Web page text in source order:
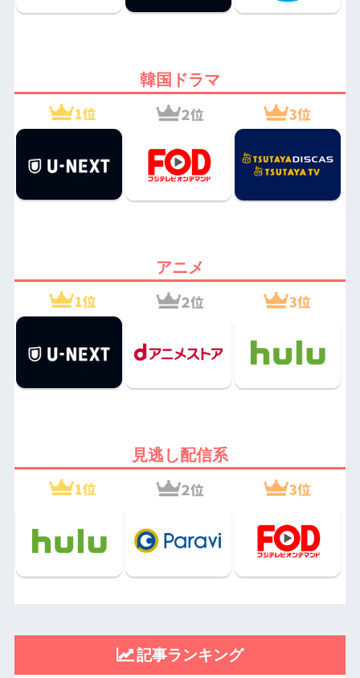
韓国ドラマ
アニメ
見逃し配信系
記事ランキング